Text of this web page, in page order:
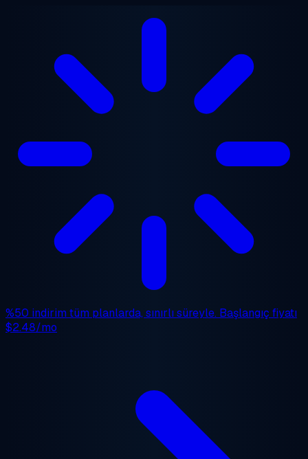
%50 indirim tüm planlarda, sınırlı süreyle. Başlangıç fiyatı
$2.48/mo